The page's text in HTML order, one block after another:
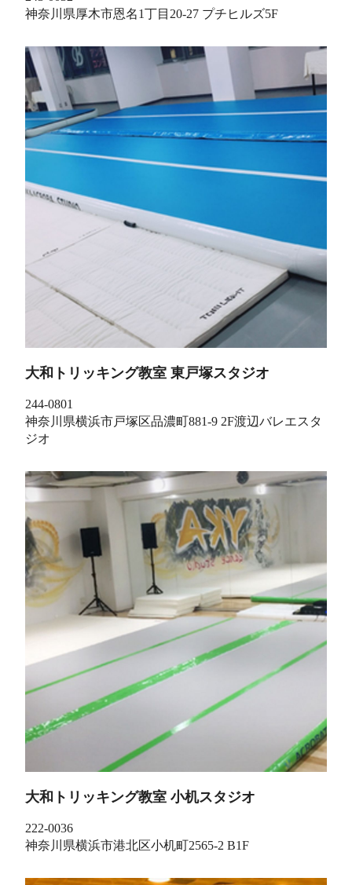
神奈川県厚木市恩名1丁目20-27 プチヒルズ5F
大和トリッキング教室 東戸塚スタジオ
244-0801
神奈川県横浜市戸塚区品濃町881-9 2F渡辺バレエスタ
ジオ
大和トリッキング教室 小机スタジオ
222-0036
神奈川県横浜市港北区小机町2565-2 B1F